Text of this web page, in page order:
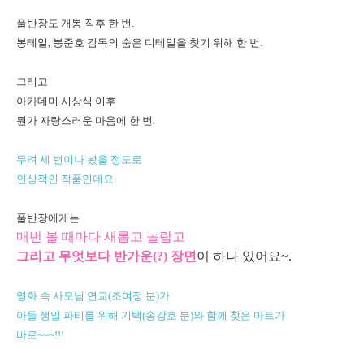
풀반장도 개봉 직후 한 번.
봉테일, 봉준호 감독의 숨은 디테일을 찾기 위해 한 번.
그리고
아카데미 시상식 이후
뭔가 자랑스러운 마음에 한 번.
무려 세 번이나 봤을 정도로
인상적인 작품인데요.
풀반장에게는
매번 볼 때마다 새롭고 놀랍고
그리고 무엇보다 반가운(?) 장면 이 하나 있어요~.
영화 속 사모님 연교(조여정 분)가
아들 생일 파티를 위해 기택(송강호 분)와 함께 찾은 마트가
바로~~~!!!